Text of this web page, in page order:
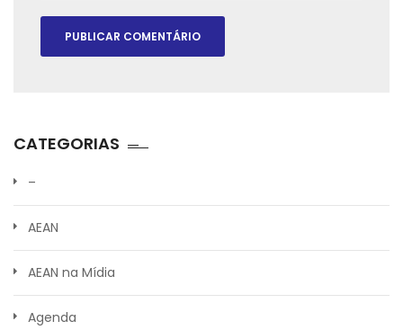
CATEGORIAS
–
AEAN
AEAN na Mídia
Agenda